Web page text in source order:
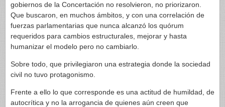
gobiernos de la Concertación no resolvieron, no priorizaron.
Que buscaron, en muchos ámbitos, y con una correlación de
fuerzas parlamentarias que nunca alcanzó los quórum
requeridos para cambios estructurales, mejorar y hasta
humanizar el modelo pero no cambiarlo.
Sobre todo, que privilegiaron una estrategia donde la sociedad
civil no tuvo protagonismo.
Frente a ello lo que corresponde es una actitud de humildad, de
autocrítica y no la arrogancia de quienes aún creen que